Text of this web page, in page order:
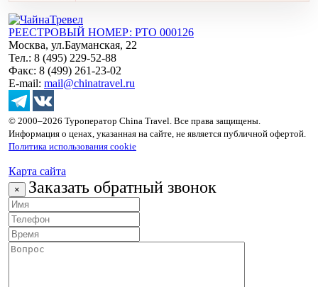
РЕЕСТРОВЫЙ НОМЕР: РТО 000126
Москва, ул.Бауманская, 22
Тел.: 8 (495) 229-52-88
Факс: 8 (499) 261-23-02
E-mail: mail@chinatravel.ru
© 2000–2026 Туроператор China Travel. Все права защищены.
Информация о ценах, указанная на сайте, не является публичной офертой.
Политика использования cookie
Карта сайта
× Заказать обратный звонок